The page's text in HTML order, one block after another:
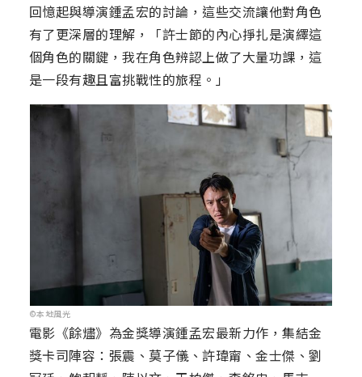
回憶起與導演鍾孟宏的討論，這些交流讓他對角色
有了更深層的理解，「許士節的內心掙扎是演繹這
個角色的關鍵，我在角色辨認上做了大量功課，這
是一段有趣且富挑戰性的旅程。」
©本地風光
電影《餘燼》為金獎導演鍾孟宏最新力作，集結金
獎卡司陣容：張震、莫子儀、許瑋甯、金士傑、劉